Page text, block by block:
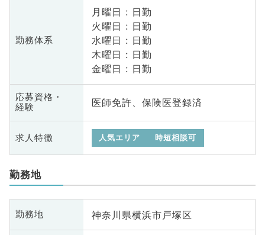
勤務体系
月曜日 : 日勤
火曜日 : 日勤
水曜日 : 日勤
木曜日 : 日勤
金曜日 : 日勤
応募資格・
経験
医師免許、保険医登録済
求人特徴 人気エリア 時短相談可
勤務地
勤務地 神奈川県横浜市戸塚区